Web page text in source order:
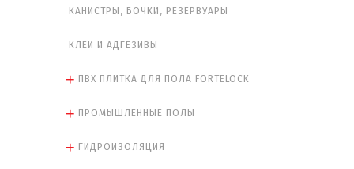
КАНИСТРЫ, БОЧКИ, РЕЗЕРВУАРЫ
КЛЕИ И АДГЕЗИВЫ
ПВХ ПЛИТКА ДЛЯ ПОЛА FORTELOCK
ПРОМЫШЛЕННЫЕ ПОЛЫ
ГИДРОИЗОЛЯЦИЯ